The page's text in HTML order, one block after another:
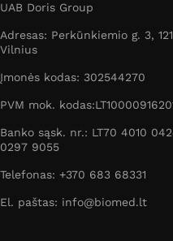
UAB Doris Group
Adresas: Perkūnkiemio g. 3,
Vilnius
Įmonės kodas: 302544270
PVM mok.
Banko sąsk. nr.: LT70 4010
0297 9055
Telefonas: +370 683 68331
El. paštas: info@biomed.lt